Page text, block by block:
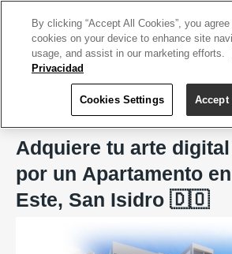
Don Rifa, LLC.
Adquiere tu arte
por un Apartamento
Este, San Isidro 🇩🇴
By clicking “Accept All Cookies”, you
cookies on your device to enhance site
usage, and assist in our marketing efforts.
Privacidad
Cookies Settings Accept